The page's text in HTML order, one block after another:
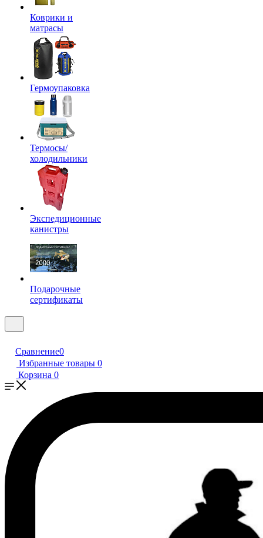
Коврики и
матрасы
Гермоупаковка
Термосы/
холодильники
Экспедиционные
канистры
Подарочные
сертификаты
Сравнение0
Избранные товары 0
Корзина 0